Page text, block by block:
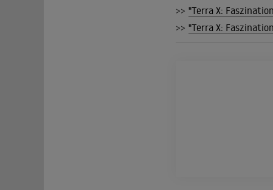
>> "Terra X:
>> "Terra X: